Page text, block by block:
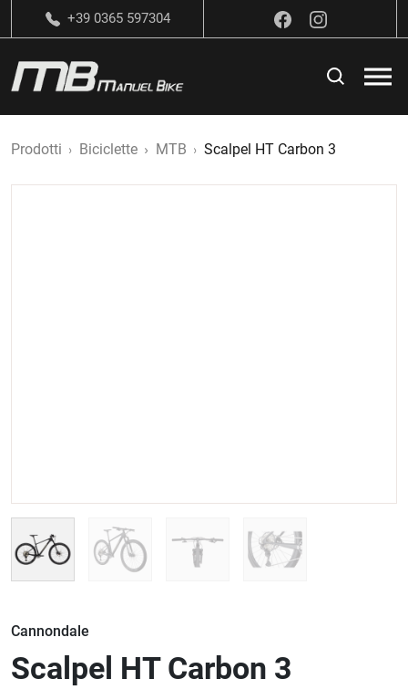
+39 0365 597304
Prodotti Biciclette MTB Scalpel HT Carbon 3
Cannondale
Scalpel HT Carbon 3